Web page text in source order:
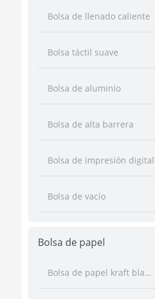
Bolsa de llenado caliente
Bolsa táctil suave
Bolsa de aluminio
Bolsa de alta barrera
Bolsa de impresión digital
Bolsa de vacío
Bolsa de papel
Bolsa de papel kraft blanco